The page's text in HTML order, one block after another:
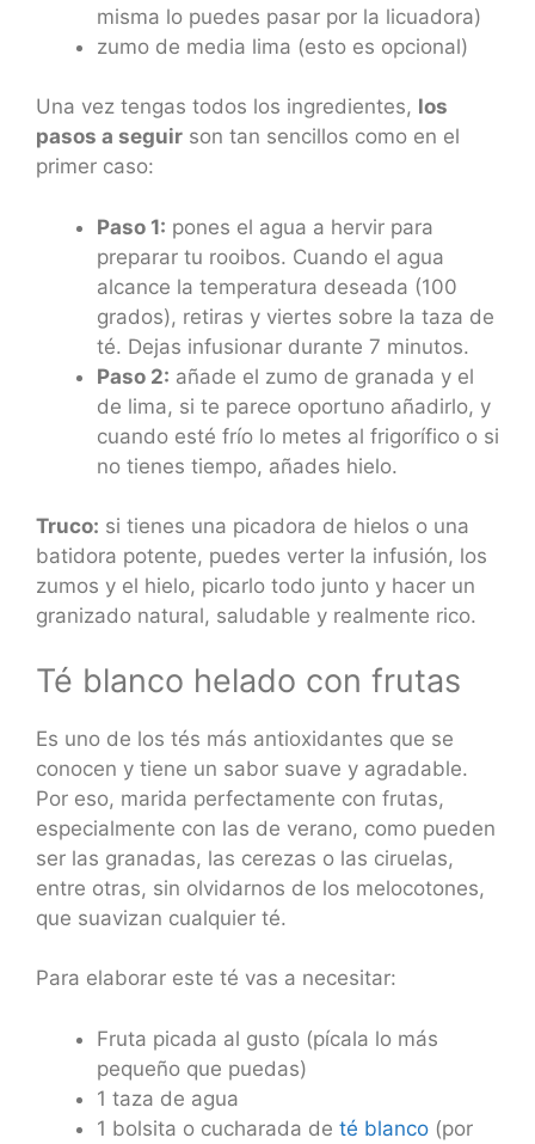
misma lo puedes pasar por la licuadora)
zumo de media lima (esto es opcional)
Una vez tengas todos los ingredientes, los
pasos a seguir son tan sencillos como en el
primer caso:
Paso 1: pones el agua a hervir para
preparar tu rooibos. Cuando el agua
alcance la temperatura deseada (100
grados), retiras y viertes sobre la taza de
té. Dejas infusionar durante 7 minutos.
Paso 2: añade el zumo de granada y el
de lima, si te parece oportuno añadirlo, y
cuando esté frío lo metes al frigorífico o si
no tienes tiempo, añades hielo.
Truco: si tienes una picadora de hielos o una
batidora potente, puedes verter la infusión, los
zumos y el hielo, picarlo todo junto y hacer un
granizado natural, saludable y realmente rico.
Té blanco helado con frutas
Es uno de los tés más antioxidantes que se
conocen y tiene un sabor suave y agradable.
Por eso, marida perfectamente con frutas,
especialmente con las de verano, como pueden
ser las granadas, las cerezas o las ciruelas,
entre otras, sin olvidarnos de los melocotones,
que suavizan cualquier té.
Para elaborar este té vas a necesitar:
Fruta picada al gusto (pícala lo más
pequeño que puedas)
1 taza de agua
1 bolsita o cucharada de té blanco (por